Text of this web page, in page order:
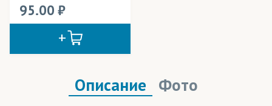
Мягкий Шелк
Неопрен(трикотаж)
Ниагара(ткани)
(трикотаж)
95.00
Описание Фото